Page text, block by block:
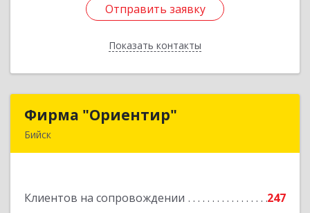
Отправить заявку
Показать контакты
Отправить заявку
Назад
Фирма "Ориентир"
Бийск
Клиентов на сопровождении
247
Фирма "Ориентир"
Подробнее